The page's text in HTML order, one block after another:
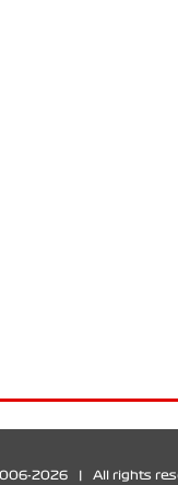
2026 All rights